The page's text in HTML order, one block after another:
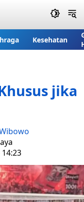
Kesehatan
jika